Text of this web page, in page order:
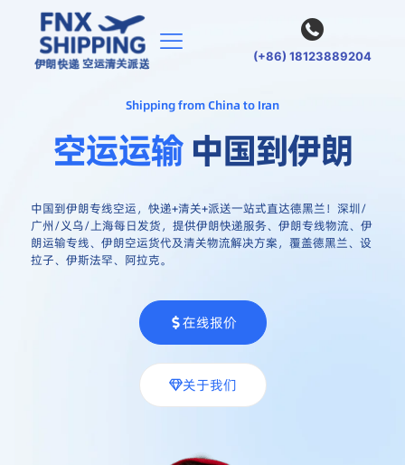
(+86) 18123889204
Shipping from China to Iran
空运运输中国到伊朗
中国到伊朗专线空运，快递+清关+派送一站式直达德黑兰！深圳/
广州/义乌/上海每日发货，提供伊朗快递服务、伊朗专线物流、伊
朗运输专线、伊朗空运货代及清关物流解决方案，覆盖德黑兰、设
拉子、伊斯法罕、阿拉克。
在线报价
关于我们